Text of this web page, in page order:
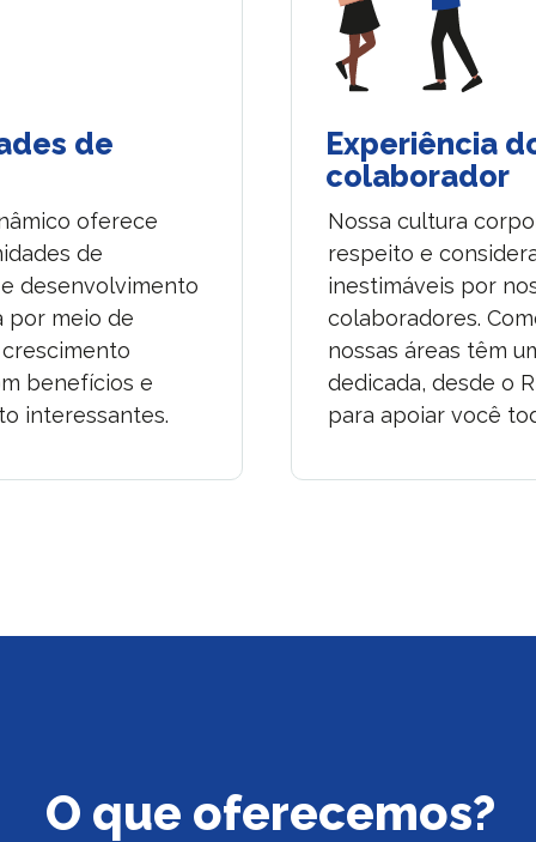
de
oferece
de
desenvolvimento
por meio de
benefícios e
interessantes.
Experiência
colaborador
Nossa cultura
respeito e
inestimáveis por
colaboradores.
nossas áreas têm
dedicada, desde o
para apoiar você
O que oferecemos?